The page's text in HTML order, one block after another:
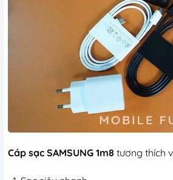
Cáp sạc SAMSUNG 1m8 tương thích